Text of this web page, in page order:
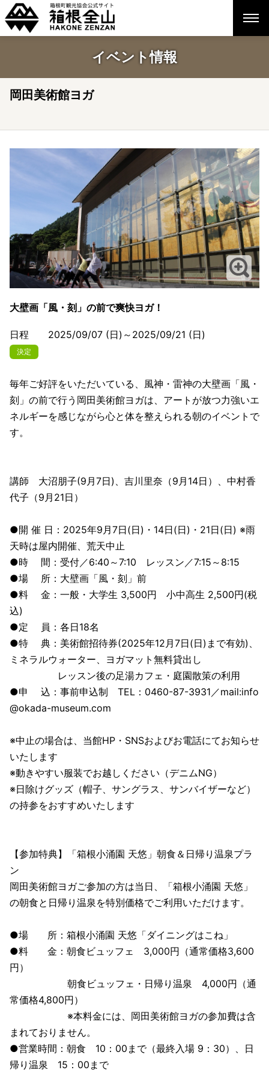
イベント情報
岡田美術館ヨガ
大壁画「風・刻」の前で爽快ヨガ！
日程 2025/09/07 (日)～2025/09/21 (日)
決定
毎年ご好評をいただいている、風神・雷神の大壁画「風・
刻」の前で行う岡田美術館ヨガは、アートが放つ力強いエ
ネルギーを感じながら心と体を整えられる朝のイベントで
す。
講師 大沼朋子(9月7日)、吉川里奈（9月14日）、中村香
代子（9月21日）
●開 催 日：2025年9月7日(日)・14日(日)・21日(日) ※雨
天時は屋内開催、荒天中止
●時 間：受付／6:40～7:10 レッスン／7:15～8:15
●場 所：大壁画「風・刻」前
●料 金：一般・大学生 3,500円 小中高生 2,500円(税
込)
●定 員：各日18名
●特 典：美術館招待券(2025年12月7日(日)まで有効)、
ミネラルウォーター、ヨガマット無料貸出し
レッスン後の足湯カフェ・庭園散策の利用
●申 込：事前申込制 TEL：0460-87-3931／mail:info
@okada-museum.com
※中止の場合は、当館HP・SNSおよびお電話にてお知らせ
いたします
※動きやすい服装でお越しください（デニムNG）
※日除けグッズ（帽子、サングラス、サンバイザーなど）
の持参をおすすめいたします
【参加特典】「箱根小涌園 天悠」朝食＆日帰り温泉プラ
ン
岡田美術館ヨガご参加の方は当日、「箱根小涌園 天悠」
の朝食と日帰り温泉を特別価格でご利用いただけます。
●場 所：箱根小涌園 天悠「ダイニングはこね」
●料 金：朝食ビュッフェ 3,000円（通常価格3,600
円）
朝食ビュッフェ・日帰り温泉 4,000円（通
常価格4,800円）
※本料金には、岡田美術館ヨガの参加費は含
まれておりません。
●営業時間：朝食 10：00まで（最終入場 9：30）、日
帰り温泉 15：00まで